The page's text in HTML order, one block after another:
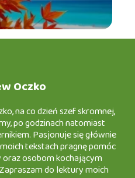
Oczko
na co dzień szef skromnej,
po godzinach natomiast
Pasjonuje się głównie
tekstach pragnę pomóc
osobom kochającym
do lektury moich